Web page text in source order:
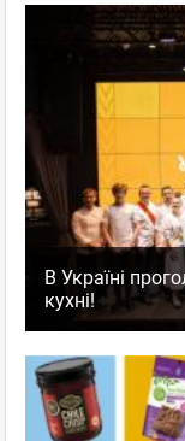
В Україні
кухні!